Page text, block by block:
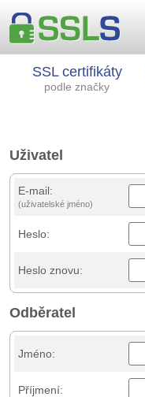
SSL certifikáty
podle značky
Uživatel
E-mail:
(uživatelské jméno)
Heslo:
Heslo znovu:
Odběratel
Jméno:
Příjmení: